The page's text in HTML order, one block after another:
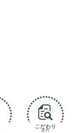
こだわり
条件